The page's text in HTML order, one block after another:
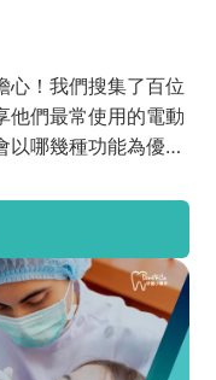
心！我們搜集了百位
他們最常使用的電動
以哪幾種功能為優先
些？如果還在猶豫不
篇文章可以給你最真